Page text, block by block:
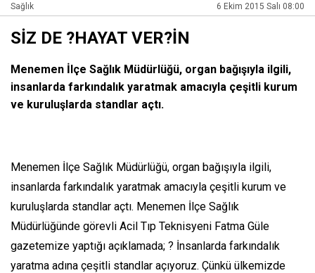
Sağlık 6 Ekim 2015 Salı 08:00
SİZ DE ?HAYAT VER?İN
Menemen İlçe Sağlık Müdürlüğü, organ bağışıyla ilgili,
insanlarda farkındalık yaratmak amacıyla çeşitli kurum
ve kuruluşlarda standlar açtı.
Menemen İlçe Sağlık Müdürlüğü, organ bağışıyla ilgili,
insanlarda farkındalık yaratmak amacıyla çeşitli kurum ve
kuruluşlarda standlar açtı. Menemen İlçe Sağlık
Müdürlüğünde görevli Acil Tıp Teknisyeni Fatma Güle
gazetemize yaptığı açıklamada; ? İnsanlarda farkındalık
yaratma adına çeşitli standlar açıyoruz. Çünkü ülkemizde